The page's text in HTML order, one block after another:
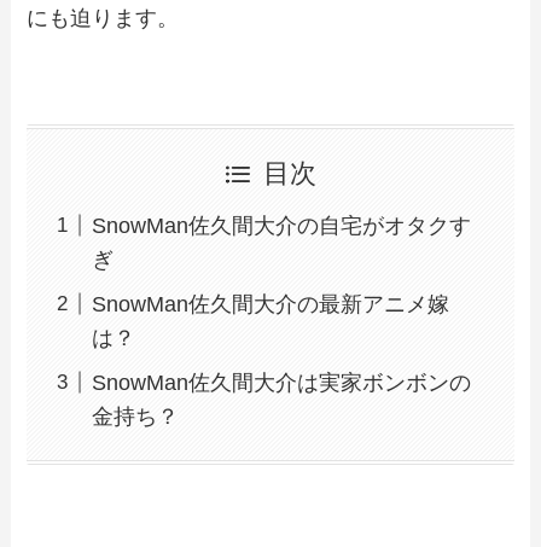
にも迫ります。
目次
SnowMan佐久間大介の自宅がオタクす
ぎ
SnowMan佐久間大介の最新アニメ嫁
は？
SnowMan佐久間大介は実家ボンボンの
金持ち？